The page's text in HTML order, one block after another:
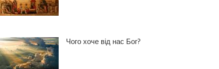
Чого хоче від нас Бог?